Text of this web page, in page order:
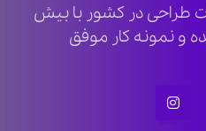
طراحی در کشور با بیش